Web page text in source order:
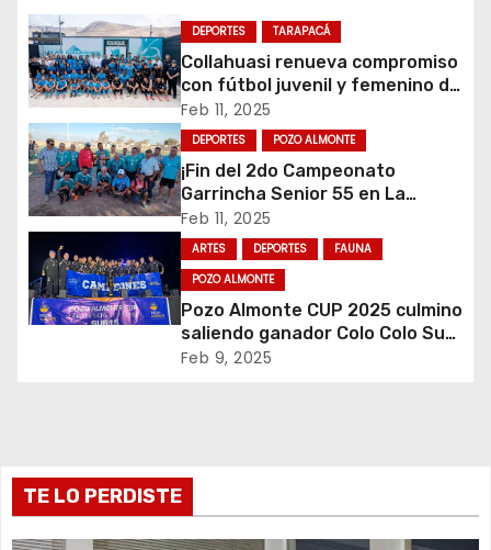
c
i
ó
n
d
e
e
a
d
DEPORTES TARAPACÁ
Collahuasi renueva compromiso
con fútbol juvenil y femenino de
Deportes Iquique
Feb 11, 2025
DEPORTES POZO ALMONTE
¡Fin del 2do Campeonato
Garrincha Senior 55 en La
Tirana!
Feb 11, 2025
ARTES DEPORTES
FAUNA
POZO ALMONTE
Pozo Almonte CUP 2025 culmino
saliendo ganador Colo Colo Sub
15
Feb 9, 2025
TE LO PERDISTE